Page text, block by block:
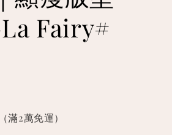
Fairy#
2萬免運）